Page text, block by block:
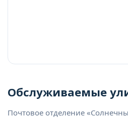
Обслуживаемые
Почтовое отделение